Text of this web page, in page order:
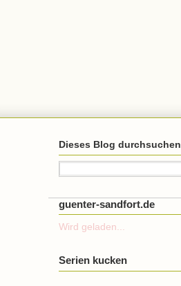
Dieses Blog durchsuchen
guenter-sandfort.de
Wird geladen...
Serien kucken